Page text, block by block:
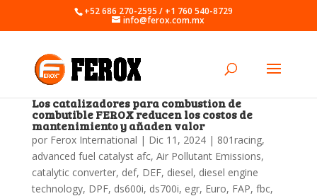
+52 686 270-2595 / +1 760 540-8729
info@ferox.com.mx
Los catalizadores para combustion de
combutible FEROX reducen los costos de
mantenimiento y añaden valor
por Ferox International | Dic 11, 2024| 801racing,
advanced fuel catalyst afc, Air Pollutant Emissions,
catalytic converter, def, DEF, diesel, diesel engine
technology, DPF, ds600i, ds700i, egr, Euro, FAP, fbc,